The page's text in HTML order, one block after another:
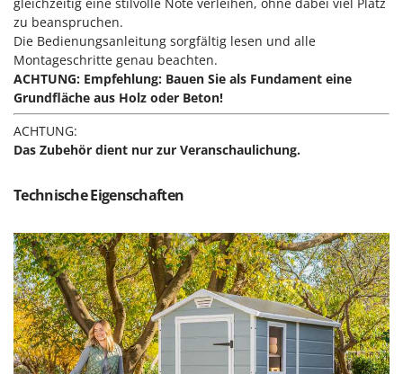
Pelletpressen
Pflüge für Traktor
Planierschilder für Traktoren
Plasmaschneider
Poolroboter
Poolstaubsauger
R
Rasenmäher
Rasensodenschneider
Rasentraktoren Aufsitzmäher
Rasentrimmer - Kantenschneider
Rasentrimmer - Motorsensen - Freischneider
Francini
G
G3 Ferrari
Gardena
Garofalo
GeoTech
Gierre
Ginko - MGM
Gipeco
Girmi
Goodyear
GRAEF
Gre
gleichzeitig eine stilvolle Note verleihen, ohne dabei viel Platz
zu beanspruchen.
Die Bedienungsanleitung sorgfältig lesen und alle
Montageschritte genau beachten.
ACHTUNG: Empfehlung: Bauen Sie als Fundament eine
Grundfläche aus Holz oder Beton!
ACHTUNG:
Das Zubehör dient nur zur Veranschaulichung.
Technische Eigenschaften